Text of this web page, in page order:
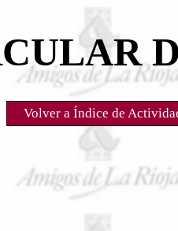
Volver a Índice de